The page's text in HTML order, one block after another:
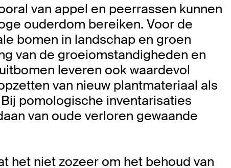
van appel en peerrassen kunnen
ouderdom bereiken. Voor de
bomen in landschap en groen
van de groeiomstandigheden en
leveren ook waardevol
van nieuw plantmateriaal als
pomologische inventarisaties
van oude verloren gewaande
het niet zozeer om het behoud van